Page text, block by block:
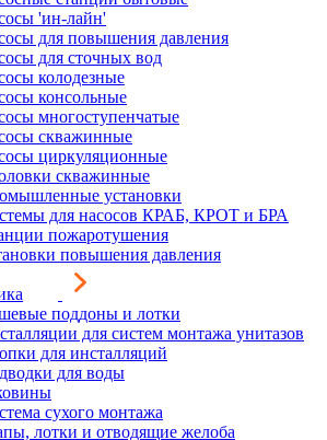
'ин-лайн'
для повышения давления
для сточных вод
колодезные
консольные
многоступенчатые
скважинные
циркуляционные
скважинные
установки
для насосов КРАБ, КРОТ и БРА
пожаротушения
повышения давления
поддоны и лотки
для систем монтажа унитазов
для инсталляций
для воды
сухого монтажа
лотки и отводящие желоба